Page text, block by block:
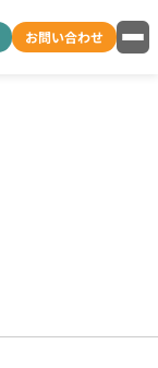
お問い合わせ